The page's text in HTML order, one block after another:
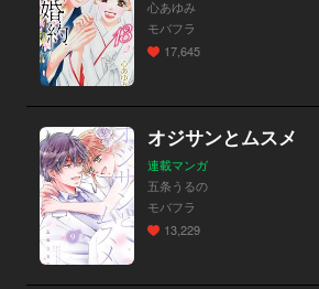
心あゆみ
モバフラ
17,645
オジサンとムスメ
連載マンガ
五条うるの
モバフラ
13,229